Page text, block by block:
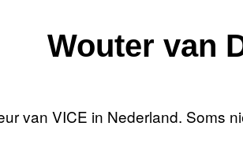
Wouter van
van VICE in Nederland. Soms